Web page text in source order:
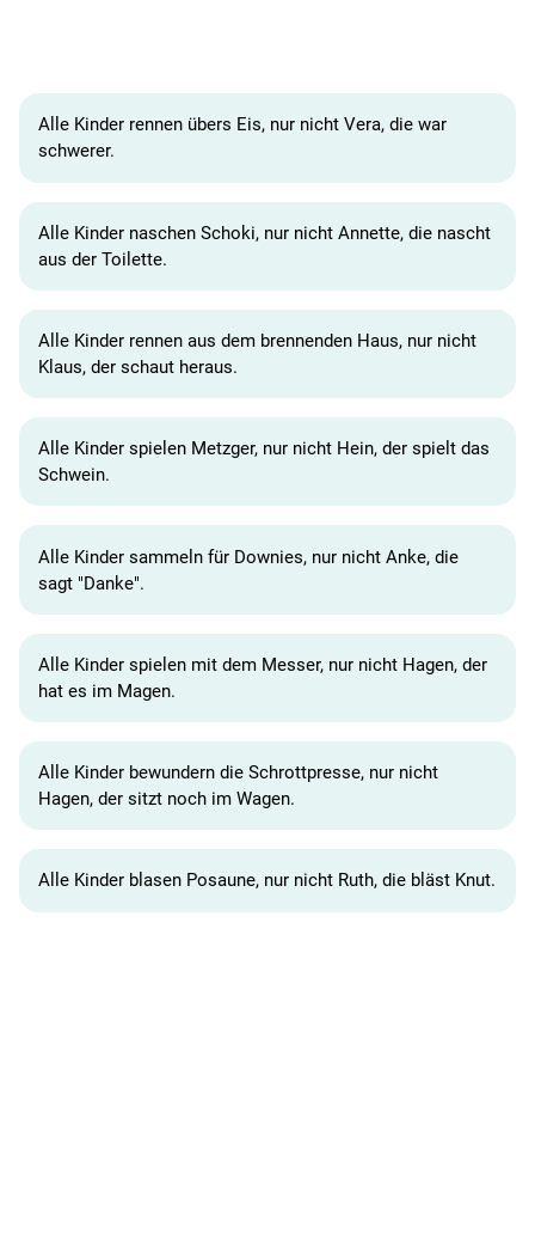
Alle Kinder rennen übers Eis, nur nicht Vera, die war
schwerer.
Alle Kinder naschen Schoki, nur nicht Annette, die nascht
aus der Toilette.
Alle Kinder rennen aus dem brennenden Haus, nur nicht
Klaus, der schaut heraus.
Alle Kinder spielen Metzger, nur nicht Hein, der spielt das
Schwein.
Alle Kinder sammeln für Downies, nur nicht Anke, die
sagt "Danke".
Alle Kinder spielen mit dem Messer, nur nicht Hagen, der
hat es im Magen.
Alle Kinder bewundern die Schrottpresse, nur nicht
Hagen, der sitzt noch im Wagen.
Alle Kinder blasen Posaune, nur nicht Ruth, die bläst Knut.